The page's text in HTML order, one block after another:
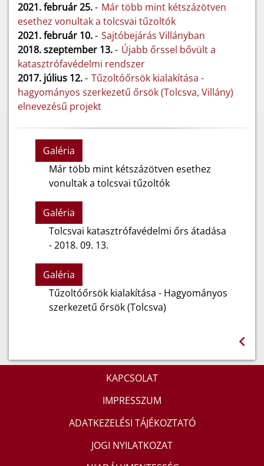
2021. február 25.- Már több mint kétszázötven
esethez vonultak a tolcsvai tűzoltók
2021. február 10.- Sajtóbejárás Villányban
2018. szeptember 13.- Újabb őrssel bővült a
katasztrófavédelmi rendszer
2017. július 12.- Tűzoltóőrsök kialakítása -
hagyományos szerkezetű őrsök (Tolcsva, Villány)
elnevezésű projekt
Galéria
Már több mint kétszázötven esethez
vonultak a tolcsvai tűzoltók
Galéria
Tolcsvai katasztrófavédelmi őrs átadása
- 2018. 09. 13.
Galéria
Tűzoltóőrsök kialakítása - Hagyományos
szerkezetű őrsök (Tolcsva)
KAPCSOLAT
IMPRESSZUM
ADATKEZELÉSI TÁJÉKOZTATÓ
JOGI NYILATKOZAT